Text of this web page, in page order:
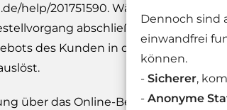
Dennoch sind
einwandfrei
können.
- Sicherer,
- Anonyme
/help/201751590. Wählt der Kunde
abschließenden Buttons
des Kunden in dem Zeitpunkt,
über das Online-Bestellformular